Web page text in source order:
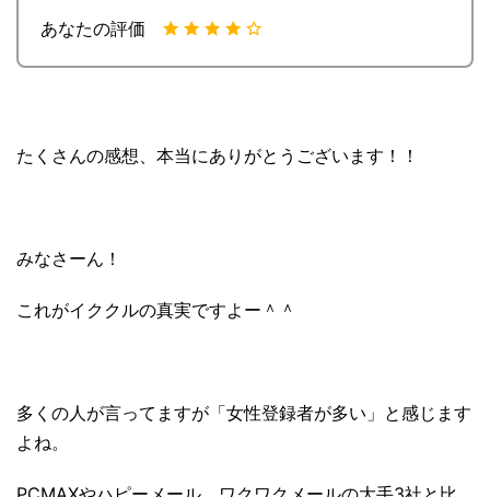
あなたの評価
たくさんの感想、本当にありがとうございます！！
みなさーん！
これがイククルの真実ですよー＾＾
多くの人が言ってますが「女性登録者が多い」と感じます
よね。